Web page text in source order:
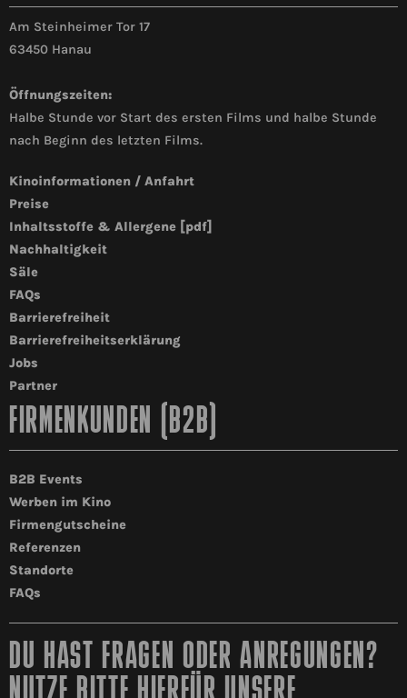
Am Steinheimer Tor 17
63450 Hanau
Öffnungszeiten:
Halbe Stunde vor Start des ersten Films und halbe Stunde
nach Beginn des letzten Films.
Kinoinformationen / Anfahrt
Preise
Inhaltsstoffe & Allergene [pdf]
Nachhaltigkeit
Säle
FAQs
Barrierefreiheit
Barrierefreiheitserklärung
Jobs
Partner
FIRMENKUNDEN (B2B)
B2B Events
Werben im Kino
Firmengutscheine
Referenzen
Standorte
FAQs
DU HAST FRAGEN ODER ANREGUNGEN?